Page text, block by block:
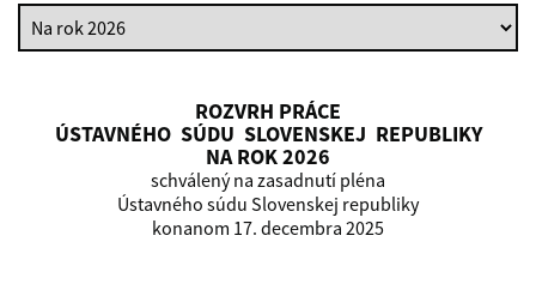
ROZVRH PRÁCE
ÚSTAVNÉHO SÚDU SLOVENSKEJ REPUBLIKY
NA ROK 2026
schválený na zasadnutí pléna
Ústavného súdu Slovenskej republiky
konanom 17. decembra 2025